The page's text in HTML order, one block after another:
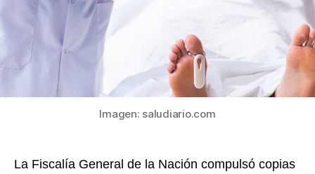
un
había
en
una
Imagen: saludiario.com
La Fiscalía General de la Nación compulsó copias